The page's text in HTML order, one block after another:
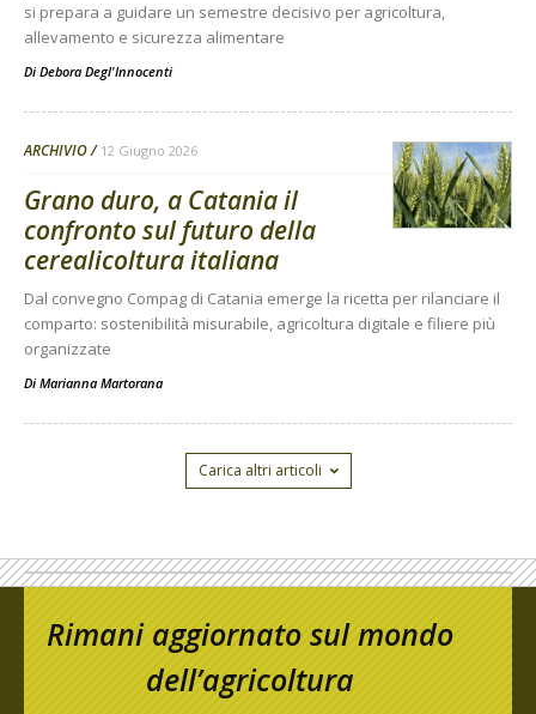
si prepara a guidare un semestre decisivo per agricoltura,
allevamento e sicurezza alimentare
Di Debora Degl'Innocenti
ARCHIVIO 12 Giugno 2026
Grano duro, a Catania il
confronto sul futuro della
cerealicoltura italiana
Dal convegno Compag di Catania emerge la ricetta per rilanciare il
comparto: sostenibilità misurabile, agricoltura digitale e filiere più
organizzate
Di Marianna Martorana
Carica altri articoli
Rimani aggiornato sul mondo
dell’agricoltura